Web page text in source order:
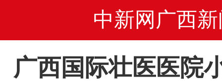
中新网广西新
广西国际壮医医院